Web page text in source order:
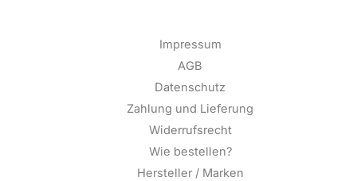
Impressum
AGB
Datenschutz
Zahlung und Lieferung
Widerrufsrecht
Wie bestellen?
Hersteller / Marken